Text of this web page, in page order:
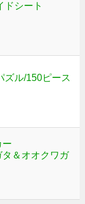
ドシート
ズル/150ピース
ー
＆オオクワガ